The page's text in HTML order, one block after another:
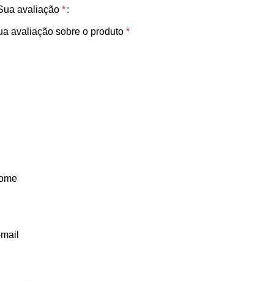
avaliação *
avaliação sobre o produto *